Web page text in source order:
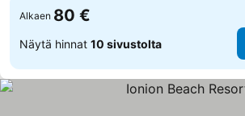
Alkaen 80 €
Näytä hinnat 10 sivustolta